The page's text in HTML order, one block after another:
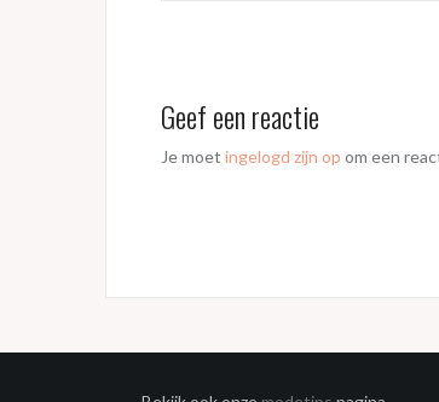
Geef een reactie
Je moet ingelogd zijn op om een